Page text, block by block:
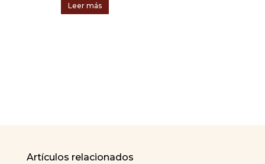
Leer más
Artículos relacionados